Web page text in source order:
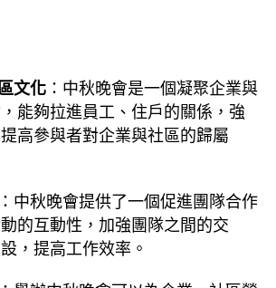
文化 ：中秋晚會是一個凝聚企業與
能夠拉進員工、住戶的關係，強
高參與者對企業與社區的歸屬
：中秋晚會提供了一個促進團隊合作
的互動性，加強團隊之間的交
，提高工作效率。